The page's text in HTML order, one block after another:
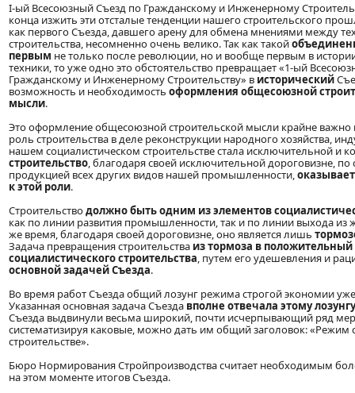
І-ый Всесоюзный Съезд по Гражданскому и Инженерному
конца изжить эти отсталые тенденции нашего строительского
как первого Съезда, давшего арену для обмена мнениями между
строительства, несомненно очень велико. Так как такой
первым не только после революции, но и вообще первым в
техники, то уже одно это обстоятельство превращает «1-ый
Гражданскому и Инженерному Строительству» в исторический
возможность и необходимость оформления общесоюзной
мысли.
Это оформление общесоюзной строительской мысли крайне важно
роль строительства в деле реконструкции народного хозяйства,
нашем социалистическом строительстве стала исключительной и
строительство, благодаря своей исключительной дороговизне, по
продукцией всех других видов нашей промышленности,
к этой роли.
Строительстводолжно быть одним из элементов
как по линии развития промышленности, так и по линии выхода из
же время, благодаря своей дороговизне, оно является лишь
Задача превращения строительства из тормоза в
социалистического строительства, путем его удешевления и
основной задачей Съезда.
Во время работ Съезда общий лозунг режима строгой экономии
Указанная основная задача Съезда вполне отвечала этому лозунгу
Съезда выдвинули весьма широкий, почти исчерпывающий ряд
систематизируя каковые, можно дать им общий заголовок: «Режим
строительстве».
Бюро Нормирования Стройпроизводства считает необходимым
на этом моменте итогов Съезда.